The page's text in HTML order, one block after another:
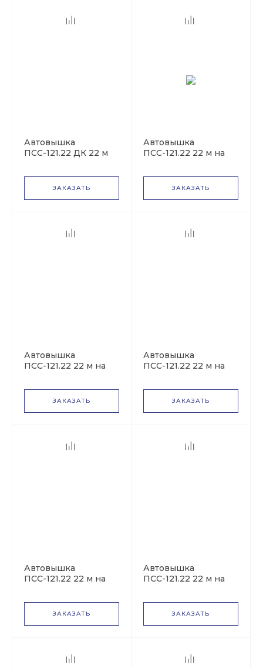
Toyota
JAC
Подъемная самоходная вышка
КрАЗ
Peterbilt
Freightliner
Пикап
Автовышка
ПСС-121.22 ДК 22 м
ЗАКАЗАТЬ
Автовышка
ПСС-121.22 22 м на
ЗАКАЗАТЬ
Автовышка
ПСС-121.22 22 м на
ЗАКАЗАТЬ
Автовышка
ПСС-121.22 22 м на
ЗАКАЗАТЬ
Автовышка
ПСС-121.22 22 м на
ЗАКАЗАТЬ
Автовышка
ПСС-121.22 22 м на
ЗАКАЗАТЬ